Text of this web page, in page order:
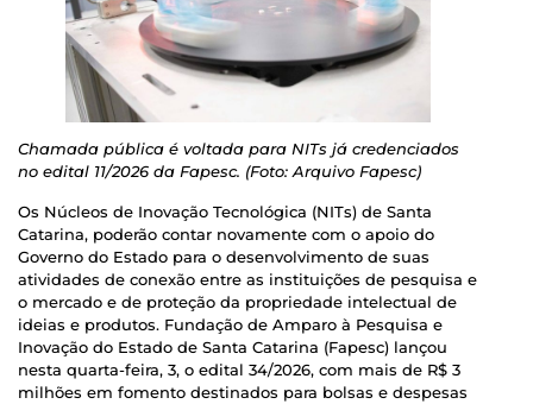
Chamada pública é voltada para NITs já credenciados
no edital 11/2026 da Fapesc. (Foto: Arquivo Fapesc)
Os Núcleos de Inovação Tecnológica (NITs) de Santa
Catarina, poderão contar novamente com o apoio do
Governo do Estado para o desenvolvimento de suas
atividades de conexão entre as instituições de pesquisa e
o mercado e de proteção da propriedade intelectual de
ideias e produtos. Fundação de Amparo à Pesquisa e
Inovação do Estado de Santa Catarina (Fapesc) lançou
nesta quarta-feira, 3, o edital 34/2026, com mais de R$ 3
milhões em fomento destinados para bolsas e despesas